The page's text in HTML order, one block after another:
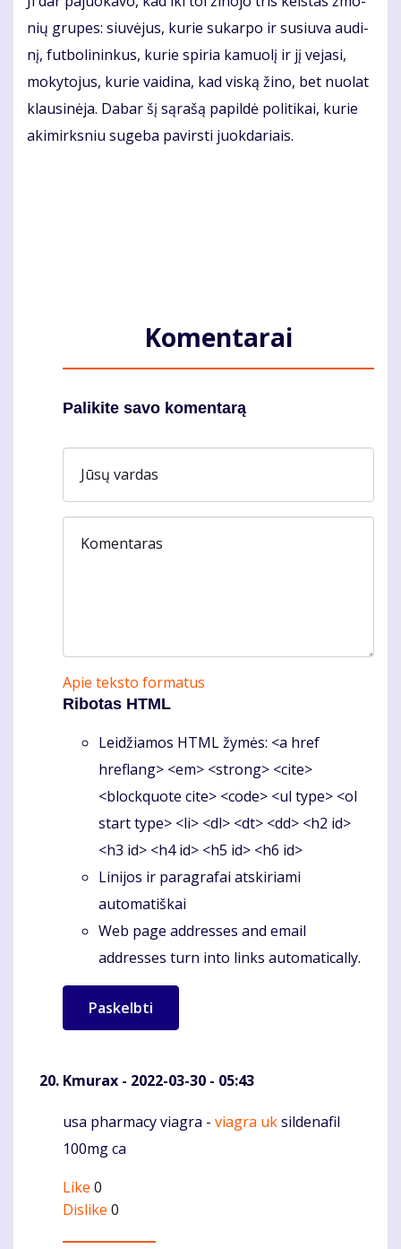
nių gru­pes: siu­vė­jus, ku­rie su­kar­po ir su­siu­va au­di­
nį, fut­bo­li­nin­kus, ku­rie spi­ria ka­muo­lį ir jį ve­ja­si,
mo­ky­to­jus, ku­rie vai­di­na, kad vis­ką ži­no, bet nuo­lat
klau­si­nė­ja. Da­bar šį są­ra­šą pa­pil­dė po­li­ti­kai, ku­rie
aki­mirks­niu su­ge­ba pa­virs­ti juok­da­riais.
Komentarai
Palikite savo komentarą
Jūsų vardas
Komentaras
Apie teksto formatus
Ribotas HTML
Leidžiamos HTML žymės: <a href
hreflang> <em> <strong> <cite>
<blockquote cite> <code> <ul type> <ol
start type> <li> <dl> <dt> <dd> <h2 id>
<h3 id> <h4 id> <h5 id> <h6 id>
Linijos ir paragrafai atskiriami
automatiškai
Web page addresses and email
addresses turn into links automatically.
Kmurax - 2022-03-30 - 05:43
Komentaras
usa pharmacy viagra - viagra uksildenafil
100mg ca
Like 0
Dislike 0